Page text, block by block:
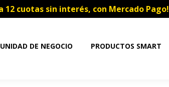
12 cuotas sin interés, con Mercado Pago!
DE NEGOCIO PRODUCTOS SMART